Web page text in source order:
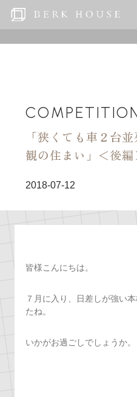
「狭くても車２台
観の住まい」＜後編
2018-07-12
皆様こんにちは。
７月に入り、日差しが強い
たね。
いかがお過ごしでしょうか。